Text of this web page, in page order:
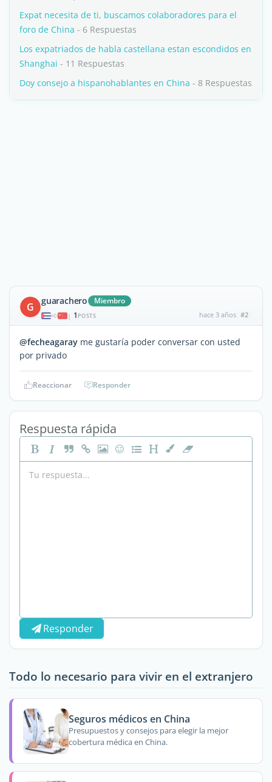
Expat necesita de ti, buscamos colaboradores para el
foro de China - 6 Respuestas
Los expatriados de habla castellana estan escondidos en
Shanghai - 11 Respuestas
Doy consejo a hispanohablantes en China - 8 Respuestas
G guarachero Miembro
| 1 POSTS hace 3 años #2
@fecheagaray me gustaría poder conversar con usted
por privado
Reaccionar Responder
Respuesta rápida
Responder
Todo lo necesario para vivir en el extranjero
Seguros médicos en China
Presupuestos y consejos para elegir la mejor
cobertura médica en China.